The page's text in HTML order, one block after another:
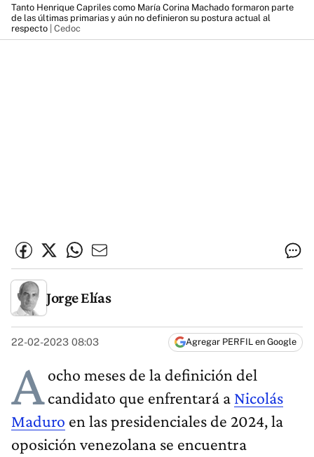
Tanto Henrique Capriles como María Corina Machado formaron parte
de las últimas primarias y aún no definieron su postura actual al
respecto | Cedoc
Jorge Elías
22-02-2023 08:03 Agregar PERFIL en Google
Aocho meses de la definición del
candidato que enfrentará a Nicolás
Maduro en las presidenciales de 2024, la
oposición venezolana se encuentra